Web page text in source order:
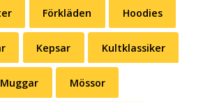
Förkläden Hoodies
Kepsar Kultklassiker
Muggar Mössor